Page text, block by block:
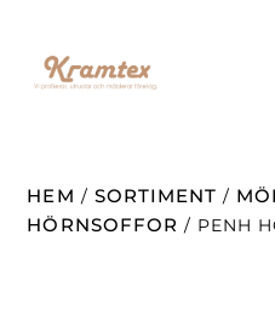
HEM / SORTIMENT /
HÖRNSOFFOR / PENH